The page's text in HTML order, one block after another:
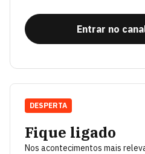
Entrar no
Fique ligado
Nos acontecimentos mais
DESPERTA